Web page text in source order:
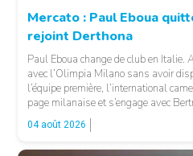
Mercato : Paul Eboua
rejoint Derthona
Paul Eboua change de club en Italie.
avec l’Olimpia Milano sans avoir
l’équipe première, l’international
page milanaise et s’engage avec
italienne. LA SUITE APRÈS LA
pour un contrat de […]
04 août 2026